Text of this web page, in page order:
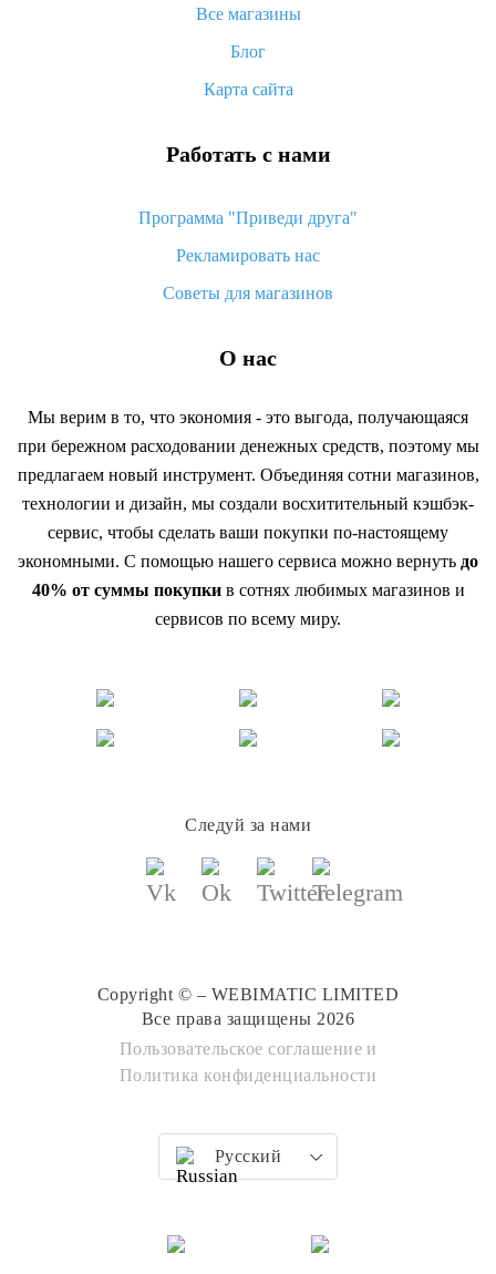
возврата денег
Все магазины
Блог
Карта сайта
Работать с нами
Программа "Приведи друга"
Рекламировать нас
Советы для магазинов
О нас
Мы верим в то, что экономия - это выгода, получающаяся
при бережном расходовании денежных средств, поэтому мы
предлагаем новый инструмент. Объединяя сотни магазинов,
технологии и дизайн, мы создали восхитительный кэшбэк-
сервис, чтобы сделать ваши покупки по-настоящему
экономными. С помощью нашего сервиса можно вернуть до
40% от суммы покупкив сотнях любимых магазинов и
сервисов по всему миру.
Следуй за нами
Copyright © – WEBIMATIC LIMITED
Все права защищены 2026
Пользовательское соглашение и
Политика конфиденциальности
Русский